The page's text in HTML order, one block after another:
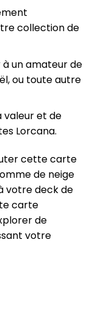
collection de
un amateur de
ou toute autre
valeur et de
Lorcana.
cette carte
de neige
votre deck de
carte
de
votre